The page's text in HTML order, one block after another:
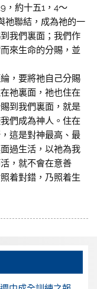
，約十五1，4～
祂聯結，成為祂的一
我們裏面；我們作
來生命的分賜，並
，要將祂自己分賜
祂裏面，祂也住在
到我們裏面，就是
們成為神人。住在
這是對神最高、最
過生活，以祂為我
，就不會在意善
着對錯，乃照着生